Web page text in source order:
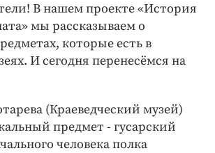
года
В нашем проекте «История
мы рассказываем о
которые есть в
И сегодня перенесёмся на
(Краеведческий музей)
предмет - гусарский
человека полка